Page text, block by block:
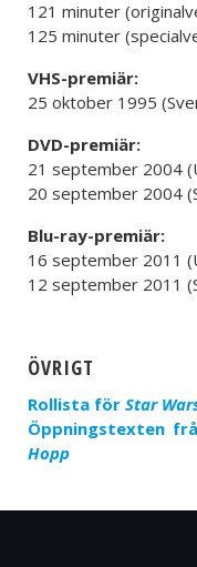
121 minuter
125 minuter
VHS-premiär:
25 oktober 1995
DVD-premiär:
21 september 2004
20 september 2004
Blu-ray-premiär:
16 september 2011
12 september 2011
ÖVRIGT
Rollista för Star
Öppningstexten
Hopp